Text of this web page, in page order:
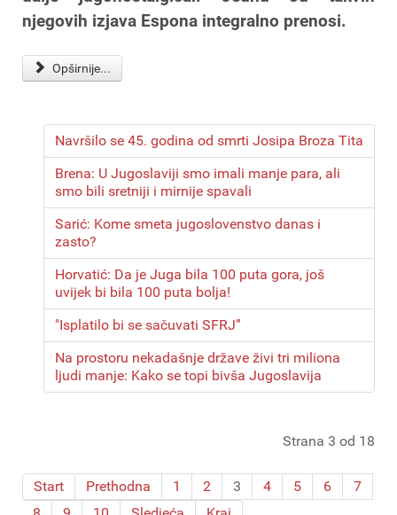
njegovih izjava Espona integralno prenosi.
Opširnije...
Navršilo se 45. godina od smrti Josipa Broza Tita
Brena: U Jugoslaviji smo imali manje para, ali
smo bili sretniji i mirnije spavali
Sarić: Kome smeta jugoslovenstvo danas i
zasto?
Horvatić: Da je Juga bila 100 puta gora, još
uvijek bi bila 100 puta bolja!
"Isplatilo bi se sačuvati SFRJ”
Na prostoru nekadašnje države živi tri miliona
ljudi manje: Kako se topi bivša Jugoslavija
Strana 3 od 18
Start Prethodna 1 2 3 4 5 6
7